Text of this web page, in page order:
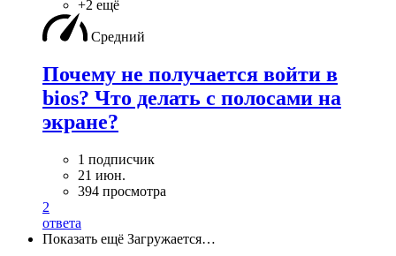
+2 ещё
Средний
Почему не получается войти в
bios? Что делать с полосами на
экране?
1 подписчик
21 июн.
394 просмотра
2
ответа
Показать ещё Загружается…